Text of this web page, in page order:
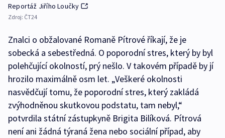
Reportáž Jiřího Loučky
Zdroj: ČT24
Znalci o obžalované Romaně Pítrové říkají, že je
sobecká a sebestředná. O poporodní stres, který by byl
polehčující okolností, prý nešlo. V takovém případě by jí
hrozilo maximálně osm let. „Veškeré okolnosti
nasvědčují tomu, že poporodní stres, který zakládá
zvýhodněnou skutkovou podstatu, tam nebyl,“
potvrdila státní zástupkyně Brigita Bilíková. Pítrová
není ani žádná týraná žena nebo sociální případ, aby